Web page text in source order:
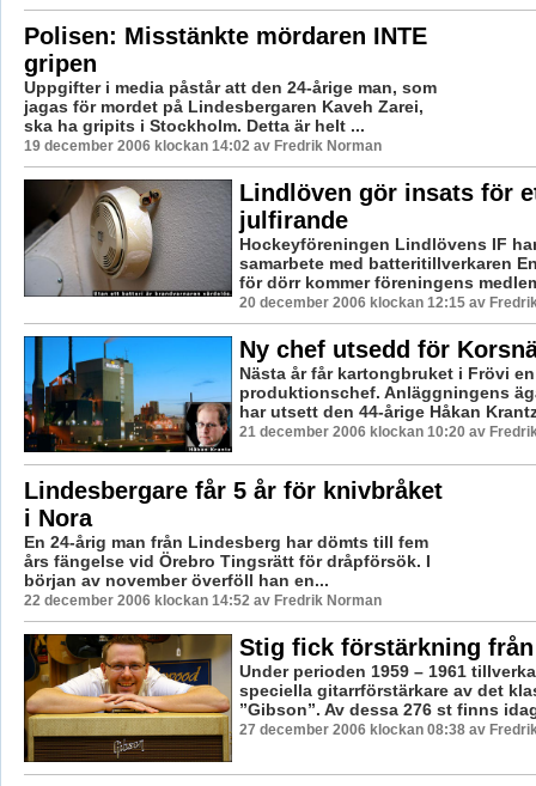
Polisen: Misstänkte mördaren INTE
gripen
Uppgifter i media påstår att den 24-årige man, som
jagas för mordet på Lindesbergaren Kaveh Zarei,
ska ha gripits i Stockholm. Detta är helt ...
19 december 2006 klockan 14:02 av Fredrik Norman
Lindlöven gör insats för
julfirande
Hockeyföreningen Lindlövens IF
samarbete med batteritillverkaren
för dörr kommer föreningens
20 december 2006 klockan 12:15 av
Ny chef utsedd för
Nästa år får kartongbruket i Frövi
produktionschef. Anläggningens
har utsett den 44-årige Håkan
21 december 2006 klockan 10:20 av
Lindesbergare får 5 år för knivbråket
i Nora
En 24-årig man från Lindesberg har dömts till fem
års fängelse vid Örebro Tingsrätt för dråpförsök. I
början av november överföll han en...
22 december 2006 klockan 14:52 av Fredrik Norman
Stig fick förstärkning
Under perioden 1959 – 1961
speciella gitarrförstärkare av det
”Gibson”. Av dessa 276 st finns
27 december 2006 klockan 08:38 av